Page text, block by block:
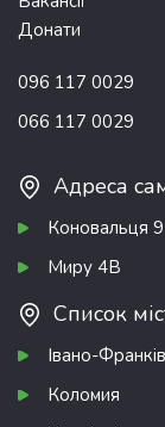
Донати
096 117 0029
066 117 0029
Адреса
Коновальця 9
Миру 4В
Список
Івано-
Коломия